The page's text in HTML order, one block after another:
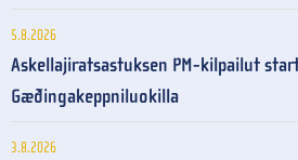
5.8.2026
Askellajiratsastuksen PM-kilpailut
Gæðingakeppniluokilla
3.8.2026